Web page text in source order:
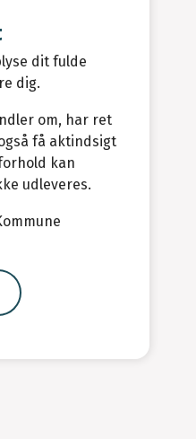
dit fulde
dig.
om, har ret
få aktindsigt
kan
udleveres.